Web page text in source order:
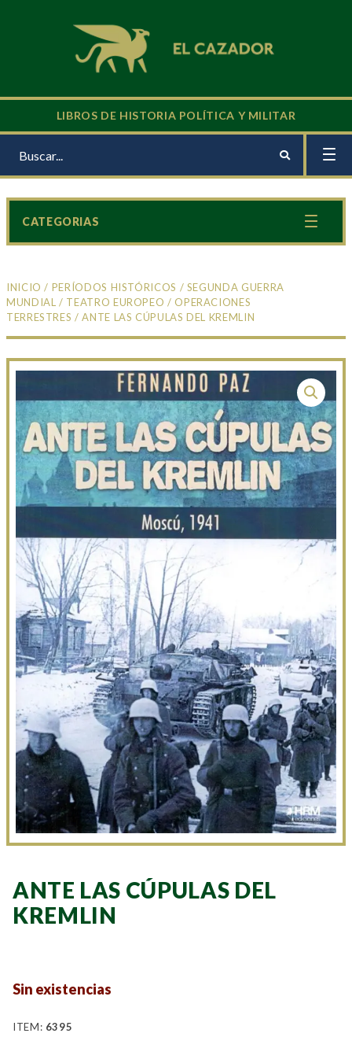
LIBROS DE HISTORIA POLÍTICA Y MILITAR
INICIO / PERÍODOS HISTÓRICOS / SEGUNDA GUERRA
MUNDIAL / TEATRO EUROPEO /OPERACIONES
TERRESTRES / ANTE LAS CÚPULAS DEL KREMLIN
ANTE LAS CÚPULAS DEL
KREMLIN
Sin existencias
ITEM: 6395
CATEGORIAS